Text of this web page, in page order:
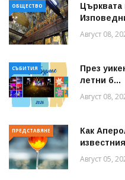
ОБЩЕСТВО
Църквата
Август 08,
СЪБИТИЯ
През
летни б...
Август 08,
ПРЕДСТАВЯНЕ
Как
Август 05,